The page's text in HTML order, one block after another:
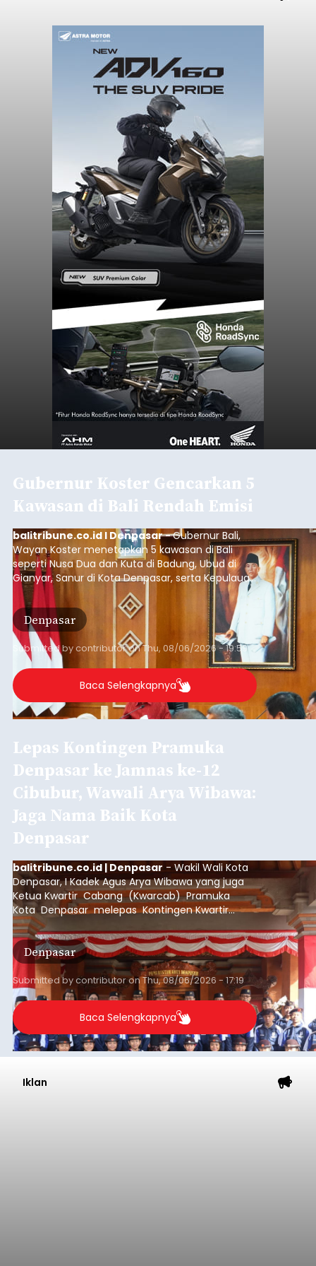
Gubernur Koster Gencarkan 5
Kawasan di Bali Rendah Emisi
balitribune.co.id I Denpasar -Gubernur Bali,
Wayan Koster menetapkan 5 kawasan di Bali
seperti Nusa Dua dan Kuta di Badung, Ubud di
Gianyar, Sanur di Kota Denpasar, serta Kepulauan
Nusa Penida Klungkung sebagai kawasan rendah
emisi.
Denpasar
Submitted bycontributoronThu, 08/06/2026 - 19:59
Baca Selengkapnya
Lepas Kontingen Pramuka
Denpasar ke Jamnas ke-12
Cibubur, Wawali Arya Wibawa:
Jaga Nama Baik Kota
Denpasar
balitribune.co.id | Denpasar- Wakil Wali Kota
Denpasar, I Kadek Agus Arya Wibawa yang juga
Ketua Kwartir Cabang (Kwarcab) Pramuka
Kota Denpasar melepas Kontingen Kwartir
Cabang Gerakan Pramuka Denpasar yang akan
mengikuti Jambore Nasional Pramuka ke-12
Tahun 2026 di Bumi Perkemahan Cibubur,
Jakarta Timur.
Denpasar
Submitted bycontributoronThu, 08/06/2026 - 17:19
Baca Selengkapnya
Iklan